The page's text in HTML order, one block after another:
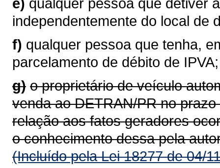
independentemente do local de
f) qualquer pessoa que tenha,
parcelamento de débito de IPVA;
g) o proprietário de veículo
venda ao DETRAN/PR no
relação aos fatos geradores
o conhecimento dessa pela
(Incluído pela Lei 18277 de 04/